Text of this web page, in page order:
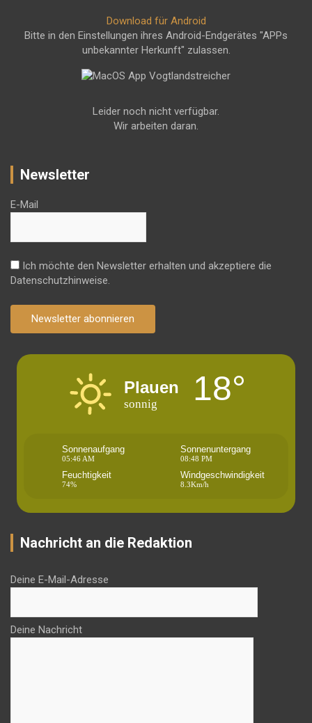
Download für Android
Bitte in den Einstellungen ihres Android-Endgerätes "APPs
unbekannter Herkunft" zulassen.
Leider noch nicht verfügbar.
Wir arbeiten daran.
Newsletter
E-Mail
Ich möchte den Newsletter erhalten und akzeptiere die
Datenschutzhinweise.
Newsletter abonnieren
Plauen
sonnig 18°
Sonnenaufgang
05:46 AM
Sonnenuntergang
08:48 PM
Feuchtigkeit
74%
Windgeschwindigkeit
8.3Km/h
Nachricht an die Redaktion
Deine E-Mail-Adresse
Deine Nachricht